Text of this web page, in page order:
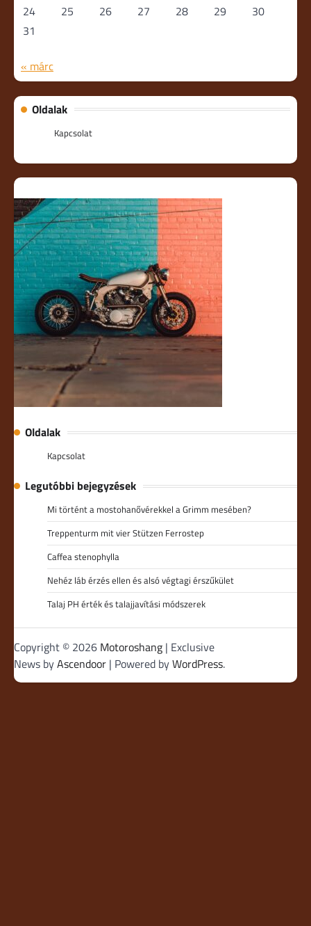
24 25 26 27 28 29
30
31
« márc
Oldalak
Kapcsolat
Oldalak
Kapcsolat
Legutóbbi bejegyzések
Mi történt a mostohanővérekkel a Grimm mesében?
Treppenturm mit vier Stützen Ferrostep
Caffea stenophylla
Nehéz láb érzés ellen és alsó végtagi érszűkület
Talaj PH érték és talajjavítási módszerek
Copyright © 2026 Motoroshang | Exclusive
News byAscendoor | Powered byWordPress.